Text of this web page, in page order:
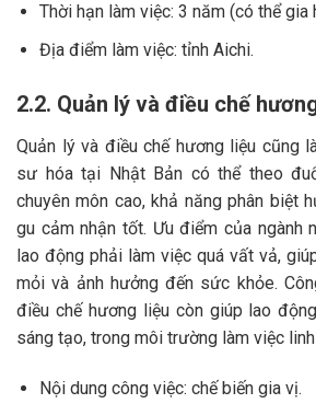
Thời hạn làm việc: 3 năm (có thể gia
Địa điểm làm việc: tỉnh Aichi.
2.2. Quản lý và điều chế
Quản lý và điều chế hương liệu cũng
sư hóa tại Nhật Bản có thể theo
chuyên môn cao, khả năng phân biệt
gu cảm nhận tốt. Ưu điểm của ngành
lao động phải làm việc quá vất vả,
mỏi và ảnh hưởng đến sức khỏe.
điều chế hương liệu còn giúp lao
sáng tạo, trong môi trường làm việc
Nội dung công việc: chế biến gia vị.